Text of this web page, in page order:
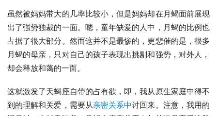
虽然被妈妈带大的几率比较小，但是妈妈却在月蝎面前展现
出了强势独裁的一面。嗯，童年缺爱的人中，月蝎的比例也
占据了很大部分。然而这并不是最惨的，更悲催的是，很多
月蝎的母亲，只对自己的孩子表现出挑剔和强势，对外人，
却会释放和蔼的一面。
这就激发了天蝎座自带的占有欲，即，我从原生家庭中得不
到的理解和关爱，需要从亲密关系中讨回来。注意，我用的